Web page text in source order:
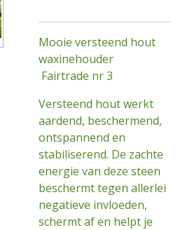
Mooie versteend hout
waxinehouder
Fairtrade nr 3
Versteend hout werkt
aardend, beschermend,
ontspannend en
stabiliserend. De zachte
energie van deze steen
beschermt tegen allerlei
negatieve invloeden,
schermt af en helpt je